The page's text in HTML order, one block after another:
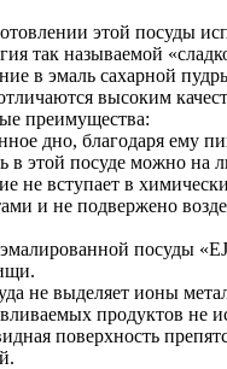
этой посуды
так называемой
в эмаль сахарной
высоким
преимущества:
дно, благодаря ему
в этой посуде можно на
не вступает в
и не подвержено
посуды
не выделяет ионы
продуктов не
поверхность